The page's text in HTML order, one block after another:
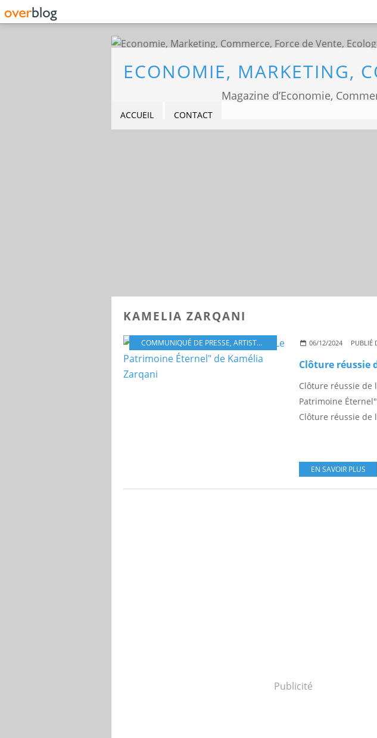
Magazine d’Economie,
ACCUEIL CONTACT
KAMELIA ZARQANI
COMMUNIQUÉ DE PRESSE, ARTISTE , KAMÉLIA ZARQANI,EXPOSITION,
06/12/2024 PUBLIÉ
Clôture réussie de
Patrimoine
Clôture réussie de
EN SAVOIR PLUS
Publicité